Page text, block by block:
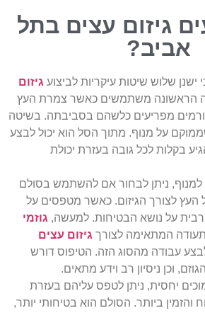
גיזום עצים בתל
אביב?
ישנן שלוש שיטות עיקריות לביצוע גיזום
הראשונה משתמשים כאשר צמרת העץ
גורמים מפריעים כלשהם בסביבתה. בשיטה
על מנוף. מתוך הסל הוא יכול לבצע
בקלות לכל גובה בעזרת יכולת
למנוף, ניתן לבחור אם להשתמש בסולם
העץ לצורך הגיזום. כאשר מטפסים על
על נושא הבטיחות. למעשה, גוזמי
המתאימה לצורך גיזום עצים
עבודה מהסוג הזה. הטיפוס דורש
וכן ניסיון רב וידע מתאים.
יחסית, ניתן לטפס עליהם בעזרת
והזמין ביותר. הסולם הוא בטיחותי יותר,